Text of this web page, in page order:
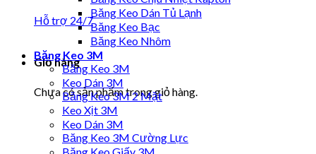
Hỗ trợ 24/7
Giỏ hàng
Chưa có sản phẩm trong giỏ hàng.
Băng Keo Dán Tủ Lạnh
Băng Keo Bạc
Băng Keo Nhôm
Băng Keo 3M
Băng Keo 3M
Keo Dán 3M
Băng Keo 3M 2 Mặt
Keo Xịt 3M
Keo Dán 3M
Băng Keo 3M Cường Lực